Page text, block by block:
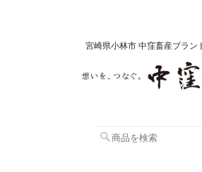
宮崎県小林市 中窪畜産ブラン